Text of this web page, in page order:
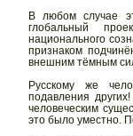
В любом случае
глобальный
национального
признаком
внешним тёмным
Русскому же
подавления
человеческим
это было уместно.